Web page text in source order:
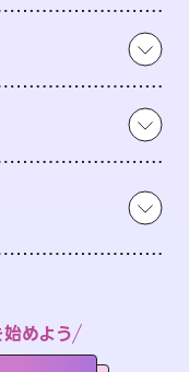
めよう